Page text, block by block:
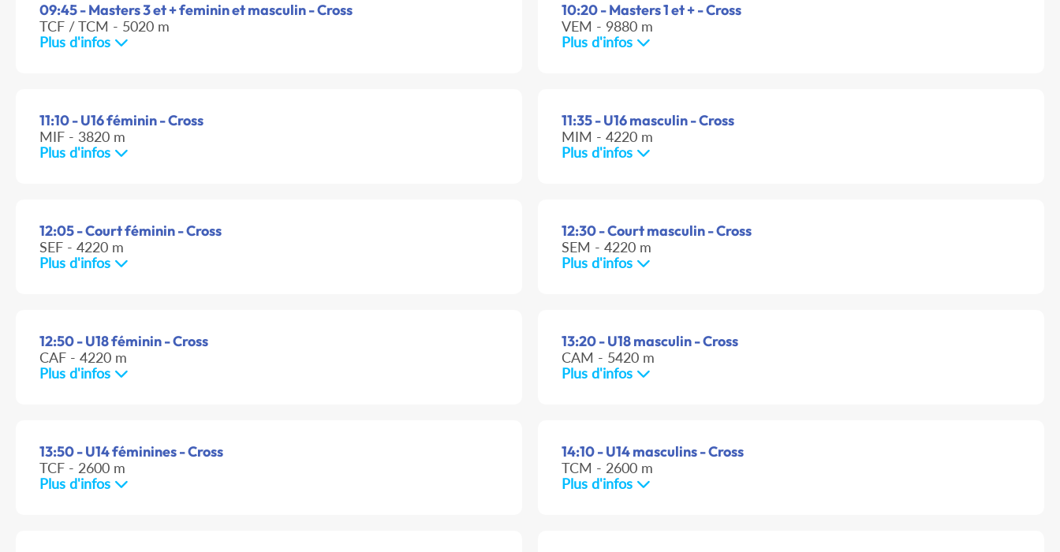
09:45 - Masters 3 et + feminin et masculin - Cross
TCF / TCM - 5020 m
Plus d'infos
10:20 - Masters 1 et + - Cross
VEM - 9880 m
Plus d'infos
11:10 - U16 féminin - Cross
MIF - 3820 m
Plus d'infos
11:35 - U16 masculin - Cross
MIM - 4220 m
Plus d'infos
12:05 - Court féminin - Cross
SEF - 4220 m
Plus d'infos
12:30 - Court masculin - Cross
SEM - 4220 m
Plus d'infos
12:50 - U18 féminin - Cross
CAF - 4220 m
Plus d'infos
13:20 - U18 masculin - Cross
CAM - 5420 m
Plus d'infos
13:50 - U14 féminines - Cross
TCF - 2600 m
Plus d'infos
14:10 - U14 masculins - Cross
TCM - 2600 m
Plus d'infos